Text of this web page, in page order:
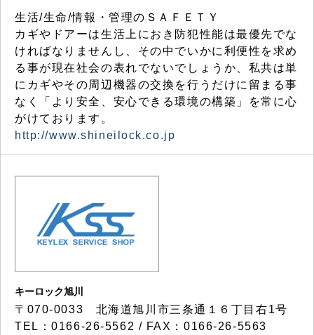
生活/生命/情報・管理のＳＡＦＥＴＹ
カギやドアーは生活上におき防犯性能は最優先でな
ければなりませんし、その中でいかに利便性を求め
る事が現在社会の表れでないでしょうか、私共は単
にカギやその周辺機器の交換を行うだけに留まる事
なく「より安全、安心できる環境の構築」を常に心
がけております。
http://www.shineilock.co.jp
キーロック旭川
〒070-0033 北海道旭川市三条通１６丁目右1号
TEL：0166-26-5562 / FAX：0166-26-5563